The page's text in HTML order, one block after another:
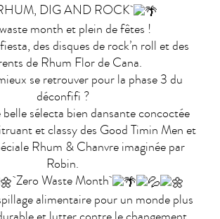
DIG AND ROCK
month et plein de fêtes !
des disques de rock’n roll et des
de Rhum Flor de Cana.
se retrouver pour la phase 3 du
déconfifi ?
sélecta bien dansante concoctée
et classy des Good Timin Men et
Rhum & Chanvre imaginée par
Robin.
Zero Waste Month
alimentaire pour un monde plus